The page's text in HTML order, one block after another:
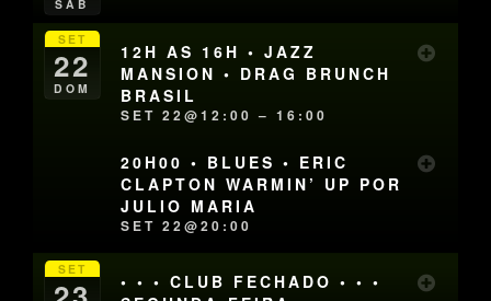
SÁB
SET
22
DOM
12H AS 16H • JAZZ
MANSION • DRAG BRUNCH
BRASIL
SET 22@12:00 – 16:00
20H00 • BLUES • ERIC
CLAPTON WARMIN’ UP POR
JULIO MARIA
SET 22@20:00
SET
• • • CLUB FECHADO • • •